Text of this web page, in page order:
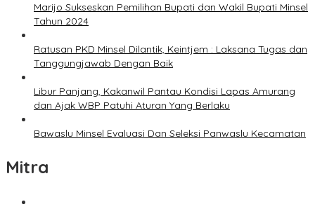
Marijo Sukseskan Pemilihan Bupati dan Wakil Bupati Minsel
Tahun 2024
Ratusan PKD Minsel Dilantik, Keintjem : Laksana Tugas dan
Tanggungjawab Dengan Baik
Libur Panjang, Kakanwil Pantau Kondisi Lapas Amurang
dan Ajak WBP Patuhi Aturan Yang Berlaku
Bawaslu Minsel Evaluasi Dan Seleksi Panwaslu Kecamatan
Mitra